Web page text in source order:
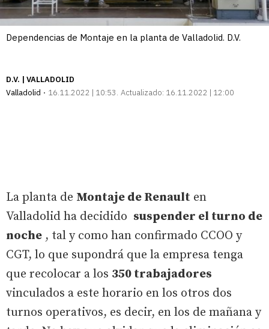
Dependencias de Montaje en la planta de Valladolid. D.V.
D.V. | VALLADOLID
Valladolid
16.11.2022 | 10:53 Actualizado: 16.11.2022 | 12:00
La planta de Montaje de Renault en
Valladolid ha decidido suspender el turno de
noche , tal y como han confirmado CCOO y
CGT, lo que supondrá que la empresa tenga
que recolocar a los 350 trabajadores
vinculados a este horario en los otros dos
turnos operativos, es decir, en los de mañana y